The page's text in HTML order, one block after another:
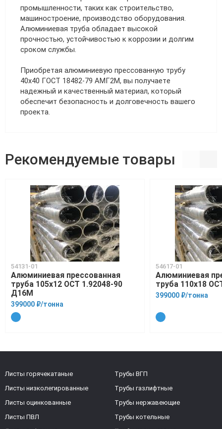
промышленности, таких как строительство,
машиностроение, производство оборудования.
Алюминиевая труба обладает высокой
прочностью, устойчивостью к коррозии и долгим
сроком службы.
Приобретая алюминиевую прессованную трубу
40х40 ГОСТ 18482-79 АМГ2М, вы получаете
надежный и качественный материал, который
обеспечит безопасность и долговечность вашего
проекта.
Рекомендуемые товары
54131-01
Алюминиевая прессованная
труба 105х12 ОСТ 1.92048-90
Д16М
399000 ₽/тонна
54617-01
Алюминиевая
труба 110х18
399000 ₽/тонна
Листы горячекатаные
Листы низколегированные
Листы оцинкованные
Листы ПВЛ
Трубы ВГП
Трубы газлифтные
Трубы нержавеющие
Трубы котельные